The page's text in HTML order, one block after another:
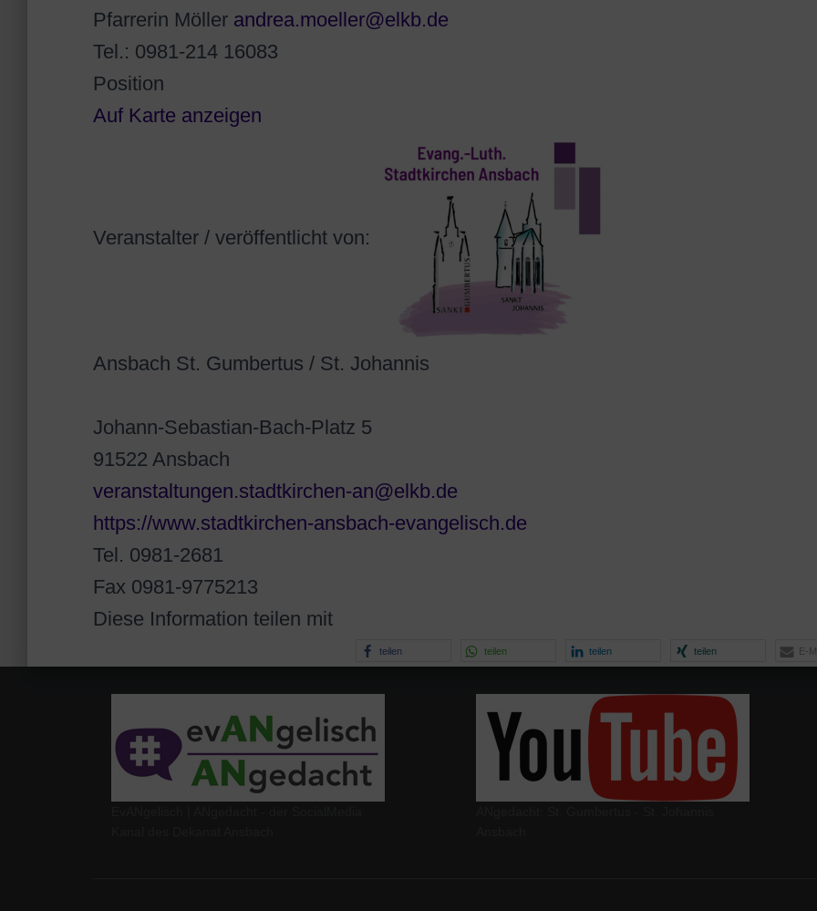
Pfarrerin Möller andrea.moeller@elkb.de
Tel.: 0981-214 16083
Position
Auf Karte anzeigen
Veranstalter / veröffentlicht von:
Ansbach St. Gumbertus / St. Johannis
Johann-Sebastian-Bach-Platz 5
91522 Ansbach
veranstaltungen.stadtkirchen-an@elkb.de
https://www.stadtkirchen-ansbach-evangelisch.de
Tel. 0981-2681
Fax 0981-9775213
Diese Information teilen mit
teilen teilen teilen teilen E-